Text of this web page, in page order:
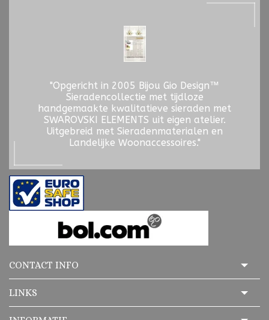
"Opgericht in 2005 Bijou Gio Design™
Sieradencollectie met tijdloze
handgemaakte kwalitatieve sieraden met
SWAROVSKI ELEMENTS uit eigen atelier.
Uitgebreid met Sieradenmaterialen en
Landelijke Woonaccessoires."
CONTACT INFO
LINKS